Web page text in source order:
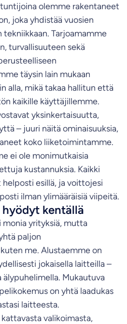
olemme rakentaneet
joka yhdistää vuosien
Tarjoamamme
turvallisuuteen sekä
täysin lain mukaan
alla, mikä takaa hallitun että
kaikille käyttäjillemme.
yksinkertaisuutta,
– juuri näitä ominaisuuksia,
koko liiketoimintamme.
ei ole monimutkaisia
kustannuksia. Kaikki
esillä, ja voittojesi
ilman ylimääräisiä viipeitä.
kentällä
monia yrityksiä, mutta
paljon
me. Alustaemme on
jokaisella laitteilla –
älypuhelimella. Mukautuva
on yhtä laadukas
laitteesta.
valikoimasta,